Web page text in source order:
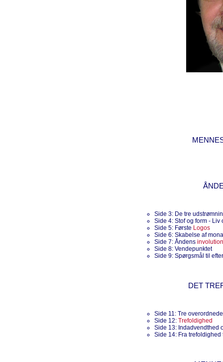
Side 3: De tre
Side 4: Stof og form - Liv
Side 5: Første Logos
Side 6: Skabelse af
Side 7: Åndens involution
Side 8: Vendepunktet
Side 9: Spørgsmål til
DET
Side 11: Tre
Side 12: Trefoldighed
Side 13: Indadvendthed
Side 14: Fra